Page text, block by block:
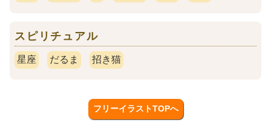
スピリチュアル
星座 だるま 招き猫
フリーイラストTOPへ